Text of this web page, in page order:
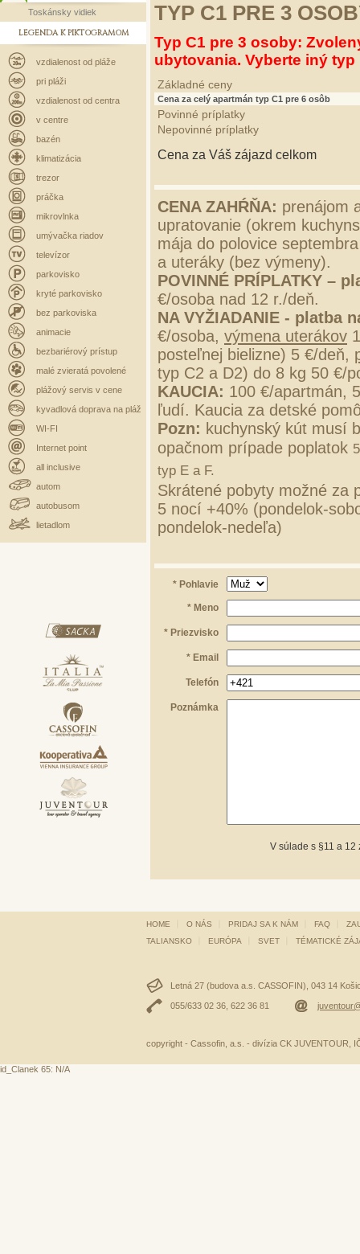
Toskánsky vidiek
LEGENDA K PIKTOGRAMOM
vzdialenost od pláže
pri pláži
vzdialenost od centra
v centre
bazén
klimatizácia
trezor
práčka
mikrovlnka
umývačka riadov
televízor
parkovisko
kryté parkovisko
bez parkoviska
animacie
bezbariérový prístup
malé zvieratá povolené
plážový servis v cene
kyvadlová doprava na pláž
WI-FI
Internet point
all inclusive
autom
autobusom
lietadlom
TYP C1 PRE 3
Typ C1 pre 3 osoby:
ubytovania. Vyberte iný typ
Základné ceny
Cena za celý apartmán typ C1 pre 6 osôb
Povinné príplatky
Nepovinné príplatky
Cena za Váš zájazd celkom
CENA ZAHŔŇA: prenájom
upratovanie (okrem
mája do polovice
a uteráky (bez výmeny).
POVINNÉ PRÍPLATKY –
€/osoba nad 12 r./deň.
NA VYŽIADANIE - platba
€/osoba, výmena uterákov
posteľnej bielizne) 5 €/deň,
typ C2 a D2) do 8 kg 50 €/
KAUCIA: 100 €/apartmán,
ľudí. Kaucia za detské
Pozn: kuchynský kút musí
opačnom prípade poplatok
typ E a F.
Skrátené pobyty možné za
5 nocí +40% (pondelok-
pondelok-nedeľa)
* Pohlavie
* Meno
* Priezvisko
* Email
Telefón
Poznámka
V súlade s §11 a 12
HOME O NÁS PRIDAJ SA K NÁM FAQ
TALIANSKO
EURÓPA SVET TÉMATICKÉ
Letná 27 (budova a.s. CASSOFIN), 043 14
055/633 02 36, 622 36 81
copyright - Cassofin, a.s. - divízia CK JUVENTOUR,
id_Clanek 65: N/A